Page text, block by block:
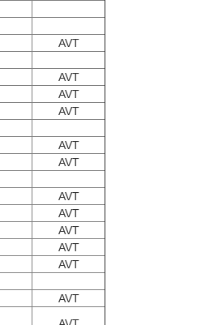
AVT
AVT
AVT
AVT
AVT
AVT
AVT
AVT
AVT
AVT
AVT
AVT